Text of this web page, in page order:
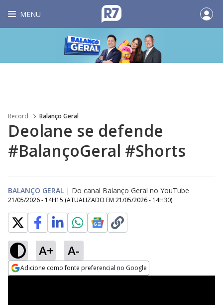
MENU
Record Balanço Geral
Deolane se defende
#BalançoGeral #Shorts
BALANÇO GERAL | Do canal Balanço Geral no YouTube
21/05/2026 - 14H15 (ATUALIZADO EM 21/05/2026 - 14H30)
A+ A-
Adicione como fonte preferencial no Google